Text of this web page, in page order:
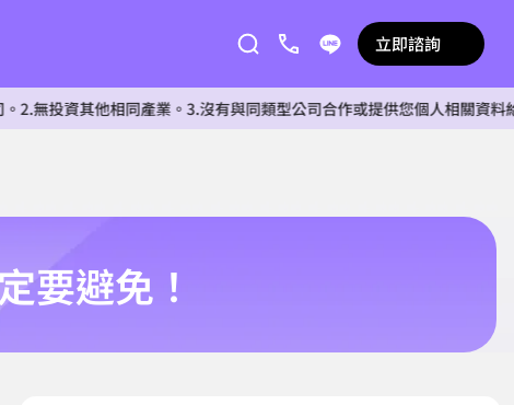
立即諮詢
同產業。3.沒有與同類型公司合作或提供您個人相關資料給任何單位
要避免！